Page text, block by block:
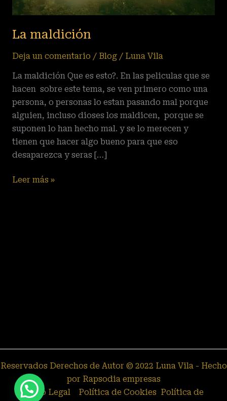
La maldición
Deja un comentario / Blog/ Luna Vila
La maldición Que es esto?. En las peliculas que se
hacen sobre este tema, se ven primero como una
persona, o personas lo estan pasando mal porque
alguien, incluso dioses los maldicen, porque se
suponen lo han hecho mal. y se lo merecen y
tienen que hacer algo bueno para que eso
desaparezca y seras […]
Leer más »
Reservados Derechos de Autor © 2022 Luna Vila - Hecho
por Rapsodia empresas
Aviso Legal
Política de Cookies Política de